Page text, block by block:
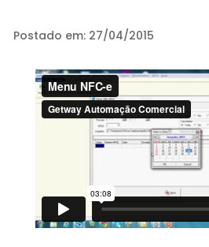
Postado em: 27/04/2015